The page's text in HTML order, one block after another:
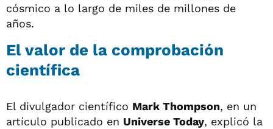
cósmico a lo largo de miles de millones de
años.
El valor de la comprobación
científica
El divulgador científico Mark Thompson, en un
artículo publicado en Universe Today, explicó la